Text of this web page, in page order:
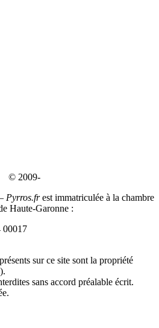
© 2009-
Pyrros.frest immatriculée à la chambre
Haute-Garonne :
00017
sur ce site sont la propriété
sans accord préalable écrit.